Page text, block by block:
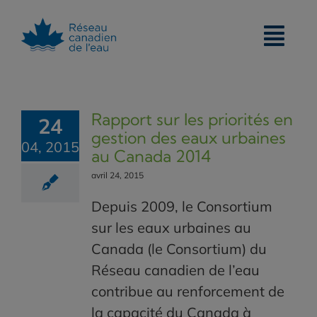
content
24
04, 2015
Rapport sur les priorités en
gestion des eaux urbaines
au Canada 2014
avril 24, 2015
Depuis 2009, le Consortium
sur les eaux urbaines au
Canada (le Consortium) du
Réseau canadien de l’eau
contribue au renforcement de
la capacité du Canada à